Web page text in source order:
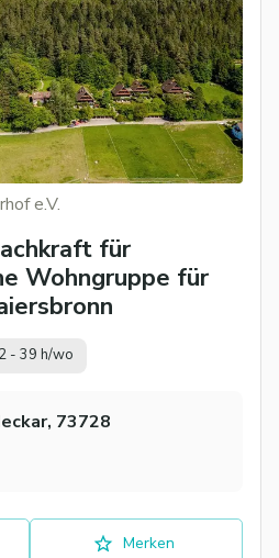
e.V.
für
Wohngruppe für
- 39 h/wo
73728
Merken